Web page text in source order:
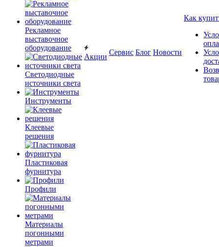
Рекламное
выставочное
оборудование
Светодиодные
источники света
Инструменты
Клеевые
решения
Пластиковая
фурнитура
Профили
Материалы
погонными
метрами
Акции
Сервис Блог Новости
Как